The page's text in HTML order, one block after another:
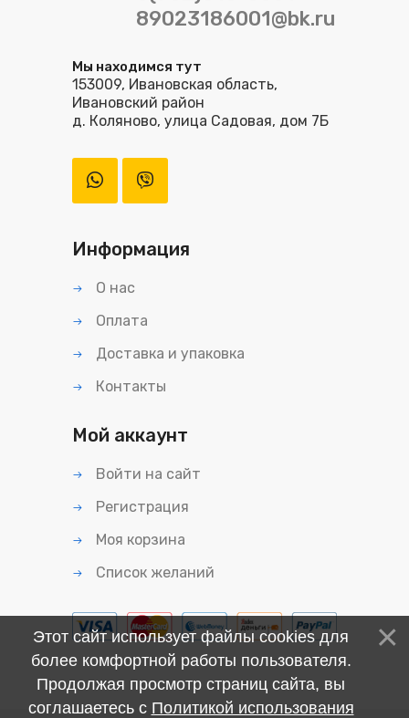
89023186001@bk.ru
Мы находимся тут
153009, Ивановская область,
Ивановский район
д. Коляново, улица Садовая, дом 7Б
Информация
О нас
Оплата
Доставка и упаковка
Контакты
Мой аккаунт
Войти на сайт
Регистрация
Моя корзина
Список желаний
Этот сайт использует файлы cookies для
более комфортной работы пользователя.
Продолжая просмотр страниц сайта, вы
соглашаетесь с Политикой использования